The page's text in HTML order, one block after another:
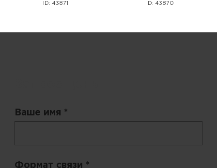
ID: 43871 ID: 43870
Ваше имя *
Формат связи *